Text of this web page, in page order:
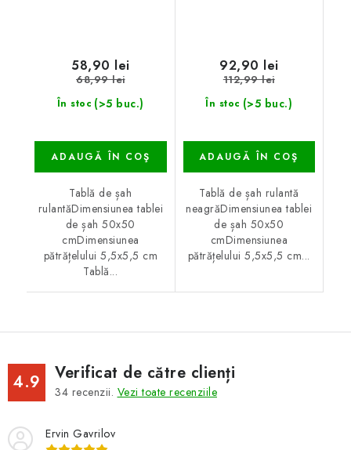
În stoc (>5 buc.)
58,90 lei
68,99 lei
ADAUGĂ ÎN COŞ
Tablă de șah
rulantăDimensiunea tablei
de șah 50x50
cmDimensiunea
pătrățelului 5,5x5,5 cm
Tablă...
În stoc (>5 buc.)
92,90 lei
112,99 lei
ADAUGĂ ÎN COŞ
Tablă de șah rulantă
neagrăDimensiunea tablei
de șah 50x50
cmDimensiunea
pătrățelului 5,5x5,5 cm...
4.9 Verificat de către clienți
34 recenzii. Vezi toate recenziile
Ervin Gavrilov